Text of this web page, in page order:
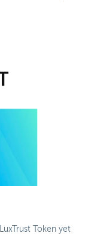
Token yet